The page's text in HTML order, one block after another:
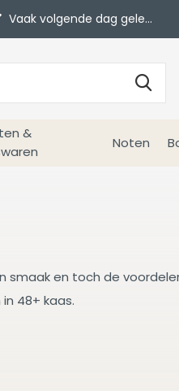
&
Noten
Vaak volgende dag geleverd
smaak en toch de
48+ kaas.